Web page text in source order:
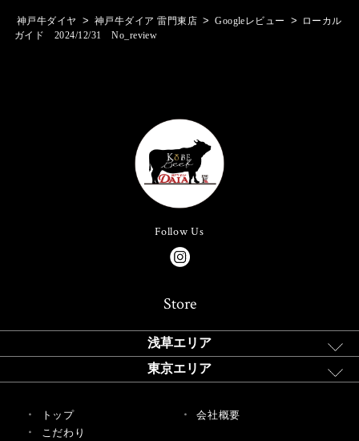
神戸牛ダイヤ > 神戸牛ダイア 雷門東店 > Googleレビュー >
ローカル
ガイド 2024/12/31 No_review
Follow Us
Store
浅草エリア
東京エリア
トップ
こだわり
会社概要